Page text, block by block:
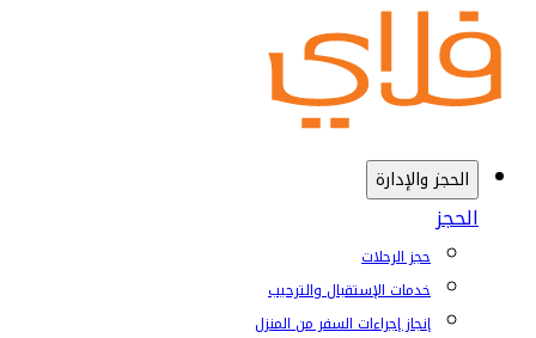
الحجز والإدارة
الحجز
حجز الرحلات
خدمات الإستقبال والترحيب
إنجاز إجراءات السفر من المنزل